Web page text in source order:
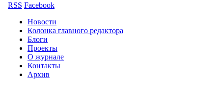
RSS Facebook
Новости
Колонка главного редактора
Блоги
Проекты
О журнале
Контакты
Архив